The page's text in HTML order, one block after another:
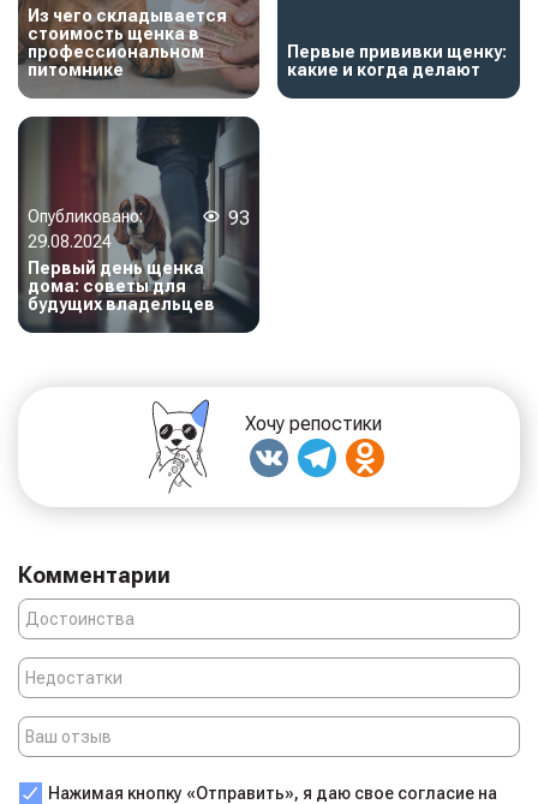
Из чего складывается
стоимость щенка в
профессиональном
питомнике
Первые прививки щенку:
какие и когда делают
Опубликовано:
29.08.2024
93
Первый день щенка
дома: советы для
будущих владельцев
Хочу репостики
Комментарии
Нажимая кнопку «Отправить», я даю свое согласие на